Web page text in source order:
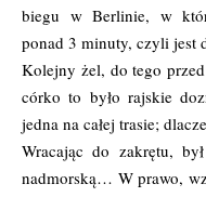
biegu w Berlinie, w
ponad 3 minuty, czyli jest
Kolejny żel, do tego
córko to było rajskie
jedna na całej trasie;
Wracając do zakrętu,
nadmorską… W prawo,